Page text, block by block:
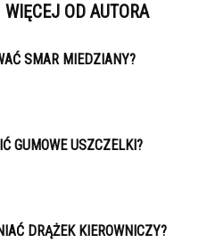
WIĘCEJ OD AUTORA
SMAR MIEDZIANY?
GUMOWE USZCZELKI?
DRĄŻEK KIEROWNICZY?